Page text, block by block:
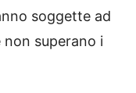
soggette ad
superano i